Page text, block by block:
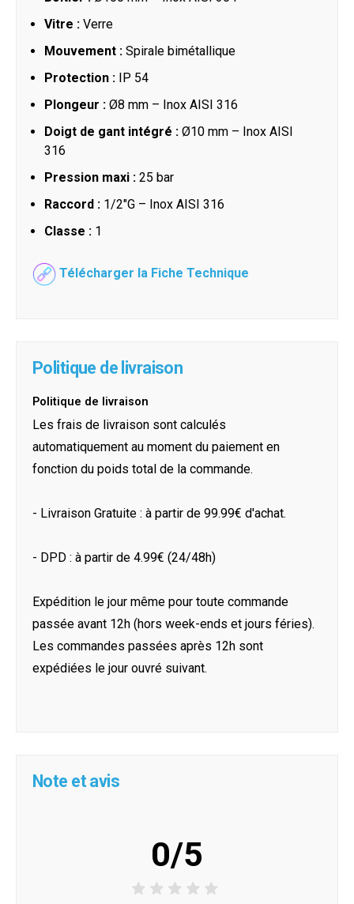
Vitre : Verre
Mouvement : Spirale bimétallique
Protection :
IP 54
Plongeur : Ø8 mm – Inox AISI 316
Doigt de gant intégré : Ø10 mm – Inox AISI
316
Pression maxi : 25 bar
Raccord : 1/2"G – Inox AISI 316
Classe : 1
Télécharger la Fiche Technique
Politique de livraison
Politique de livraison
Les frais de livraison sont calculés
automatiquement au moment du paiement en
fonction du poids total de la commande.
- Livraison Gratuite : à partir de 99.99€ d'achat.
- DPD : à partir de 4.99€ (24/48h)
Expédition le jour même pour toute commande
passée avant 12h (hors week-ends et jours féries).
Les commandes passées après 12h sont
expédiées le jour ouvré suivant.
Note et avis
0/5